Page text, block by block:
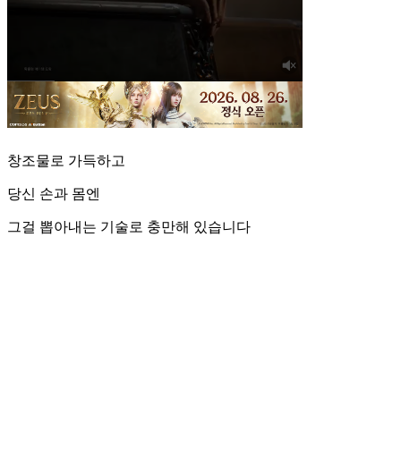
창조물로 가득하고
당신 손과 몸엔
그걸 뽑아내는 기술로 충만해 있습니다